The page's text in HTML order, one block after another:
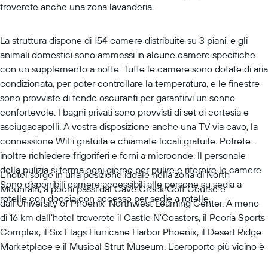
troverete anche una zona lavanderia.
La struttura dispone di 154 camere distribuite su 3 piani, e gli
animali domestici sono ammessi in alcune camere specifiche
con un supplemento a notte. Tutte le camere sono dotate di aria
condizionata, per poter controllare la temperatura, e le finestre
sono provviste di tende oscuranti per garantirvi un sonno
confortevole. I bagni privati sono provvisti di set di cortesia e
asciugacapelli. A vostra disposizione anche una TV via cavo, la
connessione WiFi gratuita e chiamate locali gratuite. Potrete
inoltre richiedere frigoriferi e forni a microonde. Il personale
della pulizia si ferma ogni giorno per pulire e rifornire le camere.
Sono disponibili camere accessibili alle persone su sedia a
rotelle con doccia con accesso per sedie a rotelle.
L'hotel sorge in una posizione ideale nella zona di North
Mountain, a pochi passi dal Cave Creek Golf Course e
dall'University of Phoenix-Northwest Learning Center. A meno
di 16 km dall'hotel troverete il Castle N'Coasters, il Peoria Sports
Complex, il Six Flags Hurricane Harbor Phoenix, il Desert Ridge
Marketplace e il Musical Strut Museum. L'aeroporto più vicino è